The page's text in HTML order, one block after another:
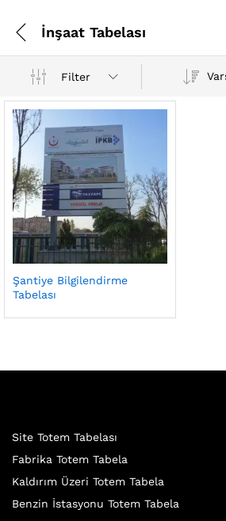
İnşaat Tabelası
Filter
Şantiye Bilgilendirme
Tabelası
Site Totem Tabelası
Fabrika Totem Tabela
Kaldırım Üzeri Totem Tabela
Benzin İstasyonu Totem Tabela